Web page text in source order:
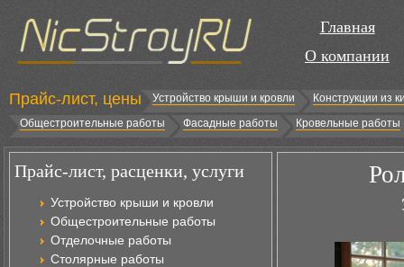
Главная
О компании
Прайс-лист, цены Устройство крыши и кровли
Конструкции из
Общестроительные работы
Фасадные работы Кровельные работы
Прайс-лист, расценки, услуги
Устройство крыши и кровли
Общестроительные работы
Отделочные работы
Столярные работы